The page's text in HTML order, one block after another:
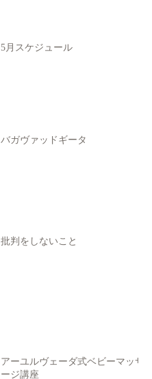
5月スケジュール
バガヴァッドギータ
批判をしないこと
アーユルヴェーダ式ベビーマッサ
ージ講座